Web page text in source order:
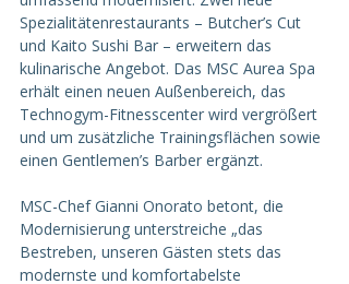
Spezialitätenrestaurants – Butcher’s Cut
und Kaito Sushi Bar – erweitern das
kulinarische Angebot. Das MSC Aurea Spa
erhält einen neuen Außenbereich, das
Technogym-Fitnesscenter wird vergrößert
und um zusätzliche Trainingsflächen sowie
einen Gentlemen’s Barber ergänzt.
MSC-Chef Gianni Onorato betont, die
Modernisierung unterstreiche „das
Bestreben, unseren Gästen stets das
modernste und komfortabelste